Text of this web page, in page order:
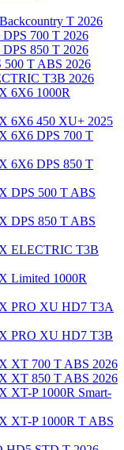
T 2026
700 T 2026
850 T 2026
T ABS 2026
T3B 2026
6X6 1000R
6X6 450 XU+ 2025
6X6 DPS 700 T
6X6 DPS 850 T
DPS 500 T ABS
DPS 850 T ABS
ELECTRIC T3B
Limited 1000R
PRO XU HD7 T3A
PRO XU HD7 T3B
XT 700 T ABS 2026
XT 850 T ABS 2026
P 1000R Smart-
P 1000R T ABS